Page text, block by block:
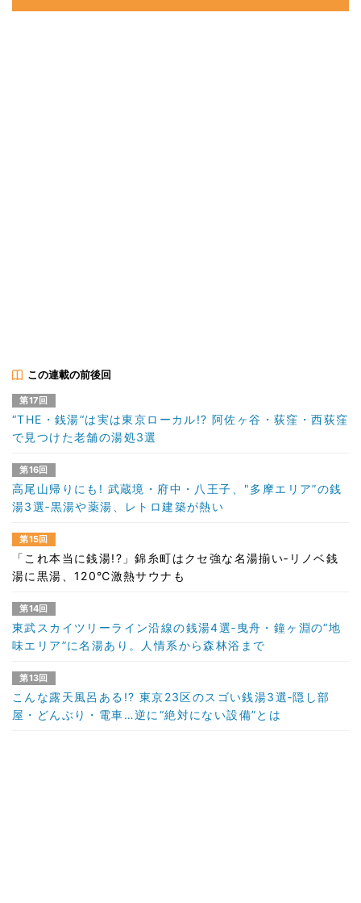
この連載の前後回
第17回
“THE・銭湯“は実は東京ローカル!? 阿佐ヶ谷・荻窪・西荻窪
で見つけた老舗の湯処3選
第16回
高尾山帰りにも! 武蔵境・府中・八王子、"多摩エリア”の銭
湯3選‐黒湯や薬湯、レトロ建築が熱い
第15回
「これ本当に銭湯!?」錦糸町はクセ強な名湯揃い‐リノベ銭
湯に黒湯、120℃激熱サウナも
第14回
東武スカイツリーライン沿線の銭湯4選‐曳舟・鐘ヶ淵の“地
味エリア”に名湯あり。人情系から森林浴まで
第13回
こんな露天風呂ある!? 東京23区のスゴい銭湯3選‐隠し部
屋・どんぶり・電車…逆に“絶対にない設備”とは